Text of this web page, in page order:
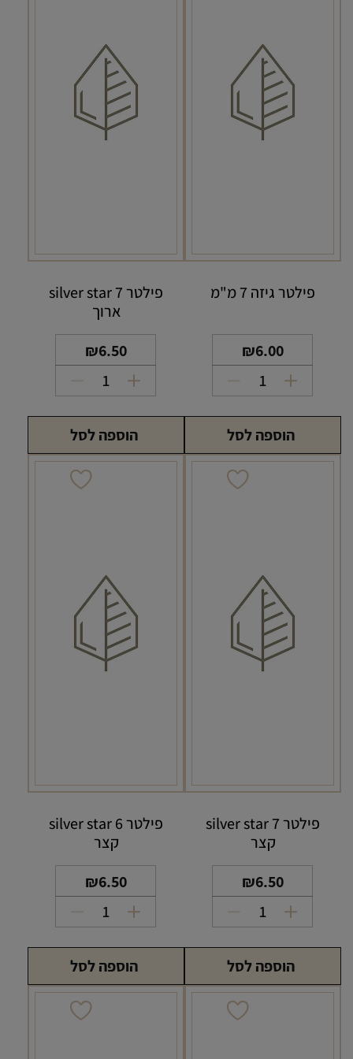
פילטר גיזה 7 מ"מ
₪6.00
כמות
של
פילטר
גיזה
7
הוספה לסל
פילטר silver star 7
ארוך
₪6.50
כמות
של
פילטר
silver
star
הוספה לסל
פילטר silver star 7
קצר
₪6.50
כמות
של
פילטר
silver
star
הוספה לסל
פילטר silver star 6
קצר
₪6.50
כמות
של
פילטר
silver
star
הוספה לסל